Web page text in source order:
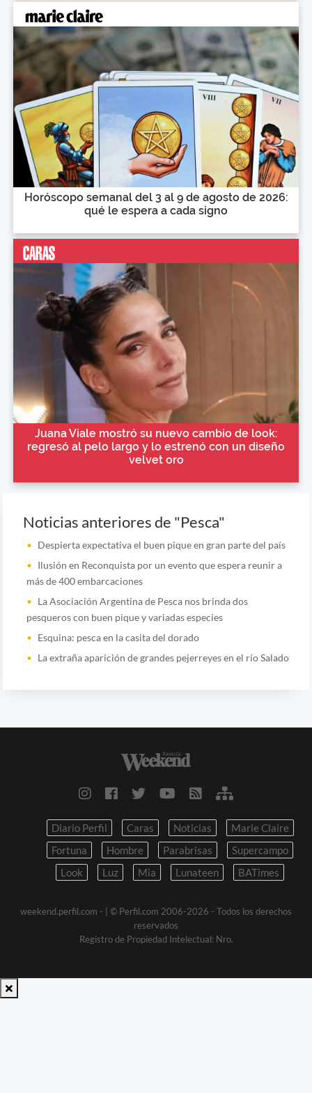
Horóscopo semanal del 3 al 9 de agosto de 2026:
qué le espera a cada signo
Juana Viale mostró su nuevo cambio de look:
regresó al pelo largo y lo estrenó con un diseño
velvet oro
Noticias anteriores de "Pesca"
Despierta expectativa el buen pique en gran parte del país
Ilusión en Reconquista por un evento que espera reunir a
más de 400 embarcaciones
La Asociación Argentina de Pesca nos brinda dos
pesqueros con buen pique y variadas especies
Esquina: pesca en la casita del dorado
La extraña aparición de grandes pejerreyes en el río Salado
Diario Perfil Caras Noticias
Marie Claire
Fortuna
Hombre Parabrisas
Supercampo
Look
Luz Mia Lunateen BATimes
weekend.perfil.com -
| © Perfil.com 2006-2026 - Todos los derechos
reservados
Registro de Propiedad Intelectual: Nro.